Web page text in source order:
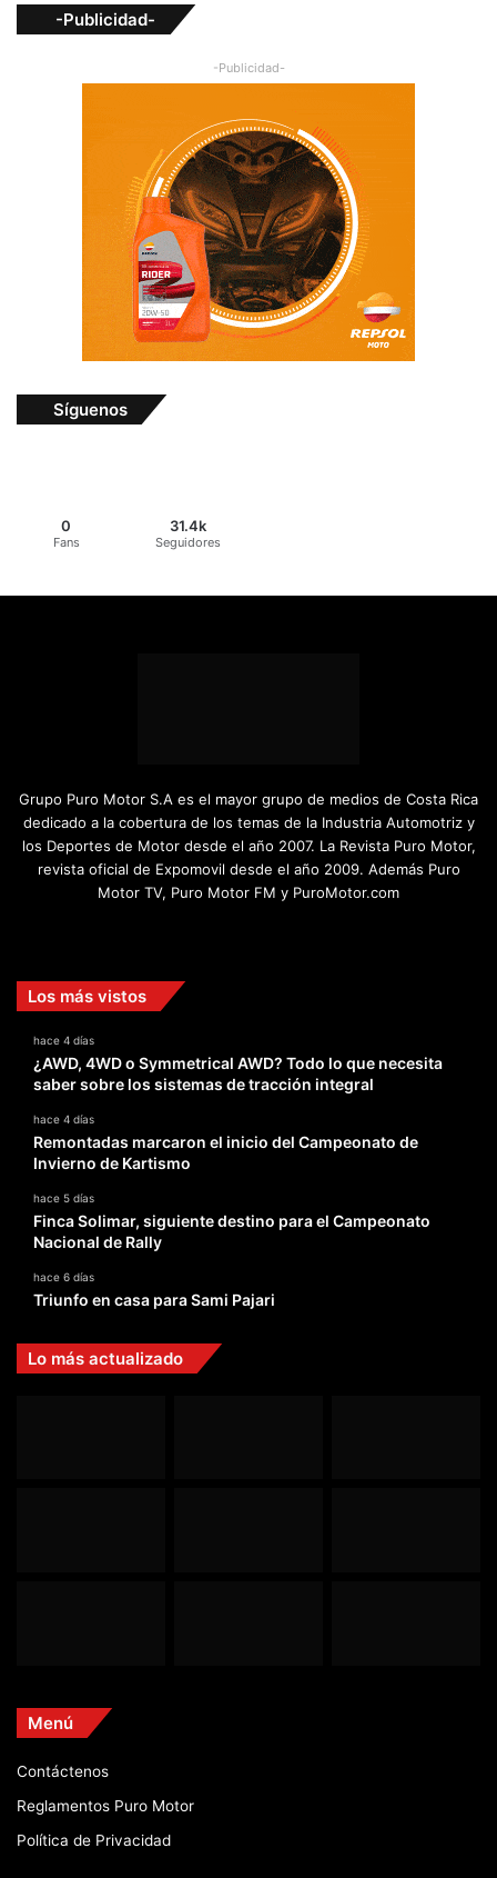
-Publicidad-
-Publicidad-
Síguenos
0
Fans
31.4k
Seguidores
Grupo Puro Motor S.A es el mayor grupo de medios de Costa Rica
dedicado a la cobertura de los temas de la Industria Automotriz y
los Deportes de Motor desde el año 2007. La Revista Puro Motor,
revista oficial de Expomovil desde el año 2009. Además Puro
Motor TV, Puro Motor FM y PuroMotor.com
Los más vistos
hace 4 días
¿AWD, 4WD o Symmetrical AWD? Todo lo que necesita
saber sobre los sistemas de tracción integral
hace 4 días
Remontadas marcaron el inicio del Campeonato de
Invierno de Kartismo
hace 5 días
Finca Solimar, siguiente destino para el Campeonato
Nacional de Rally
hace 6 días
Triunfo en casa para Sami Pajari
Lo más actualizado
Menú
Contáctenos
Reglamentos Puro Motor
Política de Privacidad